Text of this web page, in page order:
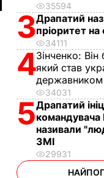
35594
3Драпатий
пріоритет на
34111
4Зінченко:
який став
державником
34031
5Драпатий
називали
ЗМІ
29931